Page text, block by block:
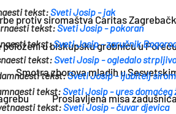
protiv siromaštva Caritas
u biskupsku grobnicu u
Smotra zborova mladih u
Proslavljena misa
tekst:Sveti Josip - jak
tekst:Sveti Josip - pokoran
tekst:Sveti Josip - zaručnik
tekst:Sveti Josip - ogledalo
tekst:Sveti Josip - ljubitelj
tekst:Sveti Josip - ures domaćeg
tekst:Sveti Josip - čuvar djevica